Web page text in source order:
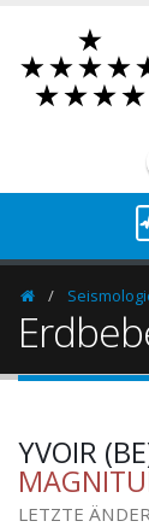
Homepage
YVOIR
LETZTE